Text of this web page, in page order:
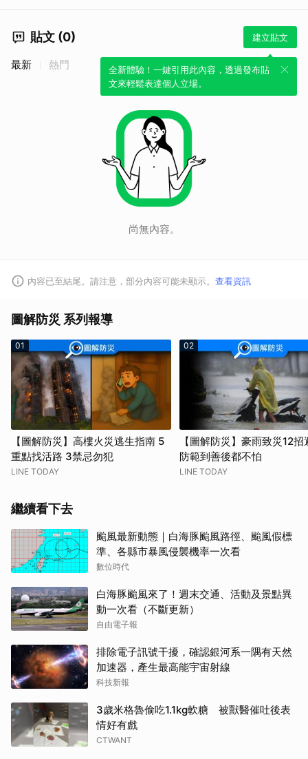
貼文 (0) 建立貼文
全新體驗！一鍵引用此內容，透過發布貼
文來輕鬆表達個人立場。
最新 熱門
尚無內容。
內容已至結尾。請注意，部分內容可能未顯示。 查看資訊
圖解防災 系列報導
01
【圖解防災】高樓火災逃生指南 5
重點找活路 3禁忌勿犯
LINE TODAY
02
【圖解防災】豪雨致災12招
防範到善後都不怕
LINE TODAY
繼續看下去
颱風最新動態｜白海豚颱風路徑、颱風假標
準、各縣市暴風侵襲機率一次看
數位時代
白海豚颱風來了！週末交通、活動及景點異
動一次看（不斷更新）
自由電子報
排除電子訊號干擾，確認銀河系一隅有天然
加速器，產生最高能宇宙射線
科技新報
3歲米格魯偷吃1.1kg軟糖 被獸醫催吐後表
情好有戲
CTWANT